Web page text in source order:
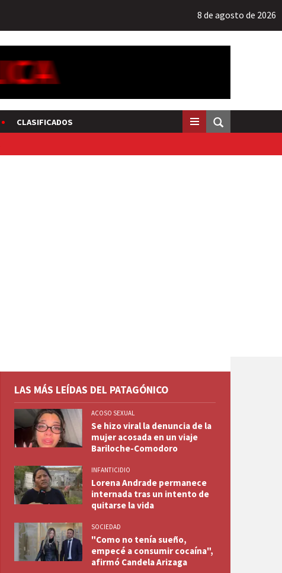
8 de agosto de 2026
CLASIFICADOS
LAS MÁS LEÍDAS DEL PATAGÓNICO
ACOSO SEXUAL
Se hizo viral la denuncia de la
mujer acosada en un viaje
Bariloche-Comodoro
INFANTICIDIO
Lorena Andrade permanece
internada tras un intento de
quitarse la vida
SOCIEDAD
"Como no tenía sueño,
empecé a consumir cocaína",
afirmó Candela Arizaga